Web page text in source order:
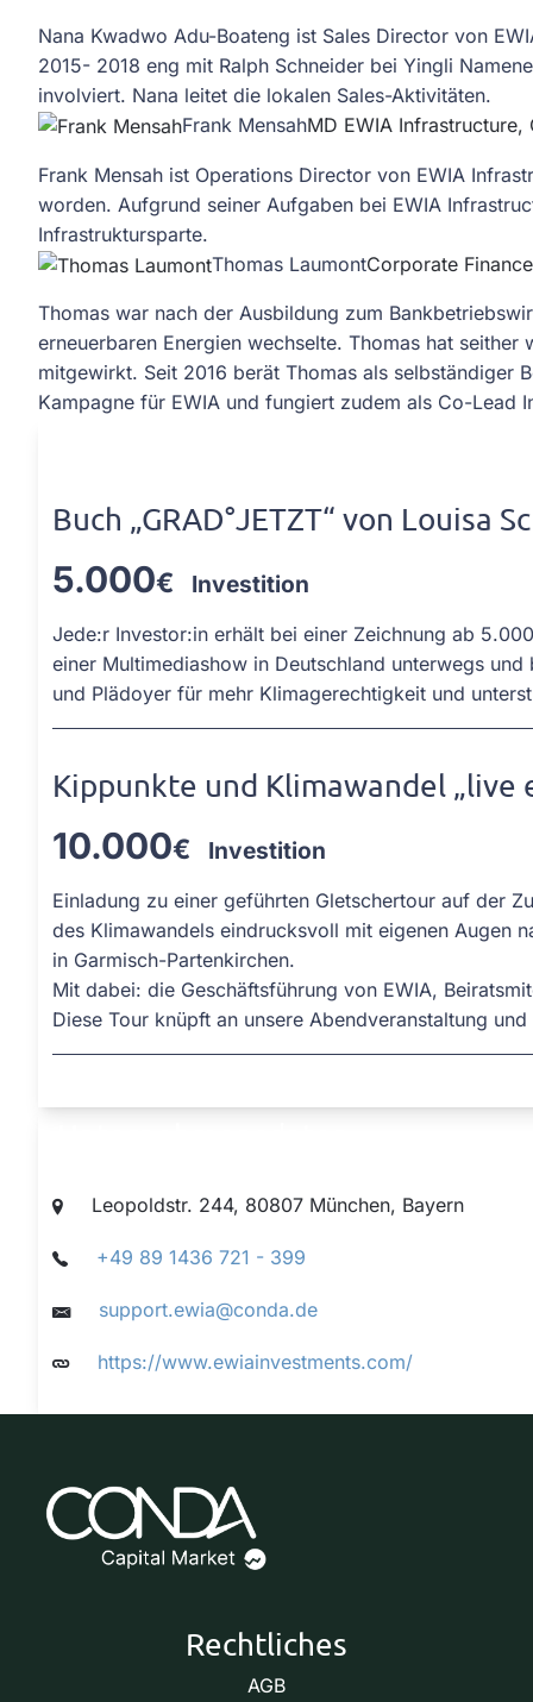
Nana Kwadwo Adu-Boateng ist Sales Director von
2015- 2018 eng mit Ralph Schneider bei Yingli
involviert. Nana leitet die lokalen Sales-Aktivitäten.
Frank MensahMD EWIA
Frank Mensah ist Operations Director von EWIA
worden. Aufgrund seiner Aufgaben bei EWIA
Infrastruktursparte.
Thomas LaumontCorporate Finance
Thomas war nach der Ausbildung zum
erneuerbaren Energien wechselte. Thomas hat
mitgewirkt. Seit 2016 berät Thomas als selbständiger
Kampagne für EWIA und fungiert zudem als Co-Lead
Buch „GRAD°JETZT“ von Louisa
5.000€ Investition
Jede:r Investor:in erhält bei einer Zeichnung ab
einer Multimediashow in Deutschland unterwegs
und Plädoyer für mehr Klimagerechtigkeit und
Kippunkte und Klimawandel „live
10.000€ Investition
Einladung zu einer geführten Gletschertour auf der
des Klimawandels eindrucksvoll mit eigenen Augen
in Garmisch-Partenkirchen.
Mit dabei: die Geschäftsführung von EWIA,
Diese Tour knüpft an unsere Abendveranstaltung
Leopoldstr. 244, 80807 München, Bayern
+49 89 1436 721 - 399
support.ewia@conda.de
https://www.ewiainvestments.com/
Rechtliches
AGB